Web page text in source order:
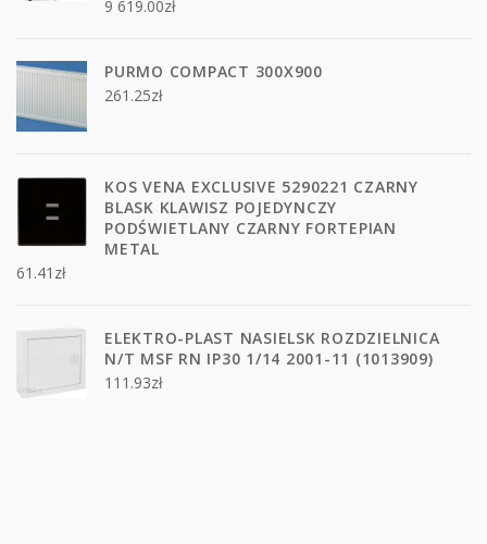
9 619.00zł
PURMO COMPACT 300X900
261.25zł
KOS VENA EXCLUSIVE 5290221 CZARNY
BLASK KLAWISZ POJEDYNCZY
PODŚWIETLANY CZARNY FORTEPIAN
METAL
61.41 zł
ELEKTRO-PLAST NASIELSK ROZDZIELNICA
N/T MSF RN IP30 1/14 2001-11 (1013909)
111.93zł